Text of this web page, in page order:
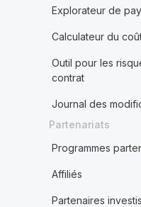
Explorateur de
Calculateur du
Outil pour les
contrat
Journal des
Partenariats
Programmes
Affiliés
Partenaires